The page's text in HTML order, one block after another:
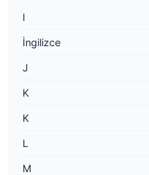
I
İngilizce
J
K
K
L
M